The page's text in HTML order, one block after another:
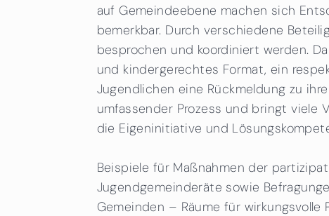
auf Gemeindeebene machen sich
bemerkbar. Durch verschiedene
besprochen und koordiniert werden.
und kindergerechtes Format, ein
Jugendlichen eine Rückmeldung zu
umfassender Prozess und bringt
die Eigeninitiative und
Beispiele für Maßnahmen der
Jugendgemeinderäte sowie
Gemeinden – Räume für